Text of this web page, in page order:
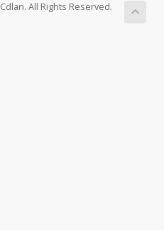
All Rights Reserved.